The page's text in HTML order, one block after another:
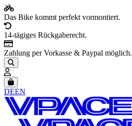
Das Bike kommt perfekt vormontiert.
14-tägiges Rückgaberecht.
Zahlung per Vorkasse & Paypal möglich.
Artikel im Warenkorb, Warenkorb anzeigen
DEEN